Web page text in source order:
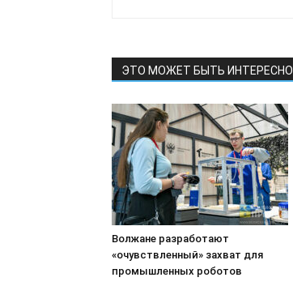
ЭТО МОЖЕТ БЫТЬ ИНТЕРЕСНО
Волжане разработают
«очувствленный» захват для
промышленных роботов